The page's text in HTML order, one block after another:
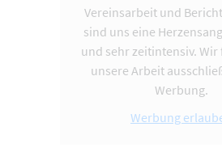
Vereinsarbeit und
sind uns eine
und sehr zeitintensiv.
unsere Arbeit
Werbung.
Werbung